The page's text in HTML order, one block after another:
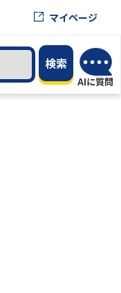
マイページ